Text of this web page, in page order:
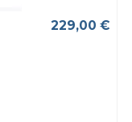
229,00 €